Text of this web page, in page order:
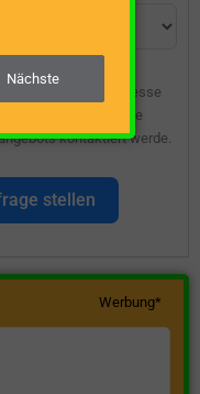
E-Mail-Adresse
damit ich über diese
kontaktiert werde.
stellen
Werbung*
Nächste